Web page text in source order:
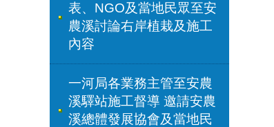
表、NGO及當地民眾至安
農溪討論右岸植栽及施工
內容
一河局各業務主管至安農
溪驛站施工督導 邀請安農
溪總體發展協會及當地民